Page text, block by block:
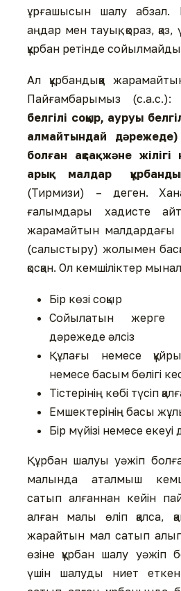
ұрғашысын шалу абзал.
аңдар мен тауық, қораз, қаз,
құрбан ретінде
Ал құрбандыққа
Пайғамбарымыз (с.а.с.):
белгілі соқыр, ауруы
алмайтындай дәрежеде)
болған ақсақ және
арық малдар
(Тирмизи) – деген.
ғалымдары хадисте
жарамайтын малдардағы
(салыстыру) жолымен
қосқан. Ол кемшіліктер
Бір көзі соқыр
Сойылатын жерге
дәрежеде әлсіз
Құлағы немесе
немесе басым бөлігі
Тістерінің көбі түсіп
Емшектерінің басы
Бір мүйізі немесе
Құрбан шалуы уәжіп болған
малында аталмыш
сатып алғаннан кейін
алған малы өліп қалса,
жарайтын мал сатып
өзіне құрбан шалу уәжіп
үшін шалуды ниет